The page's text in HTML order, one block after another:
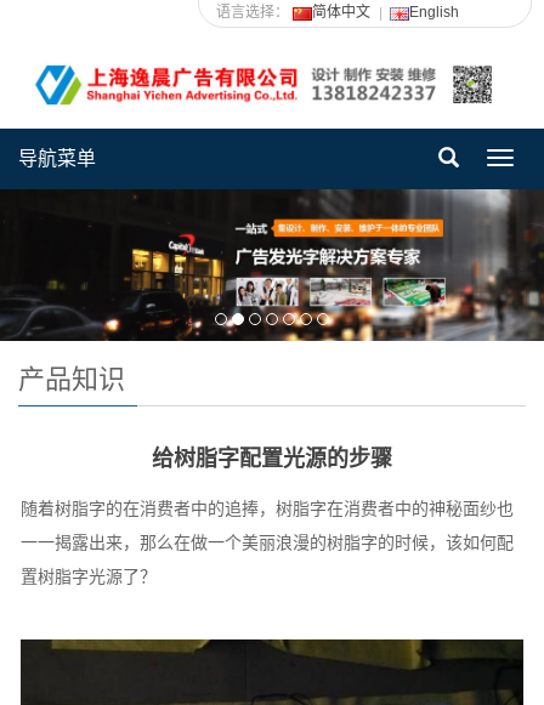
语言选择： 简体中文 English
导航菜单
产品知识
给树脂字配置光源的步骤
随着树脂字的在消费者中的追捧，树脂字在消费者中的神秘面纱也
一一揭露出来，那么在做一个美丽浪漫的树脂字的时候，该如何配
置树脂字光源了？